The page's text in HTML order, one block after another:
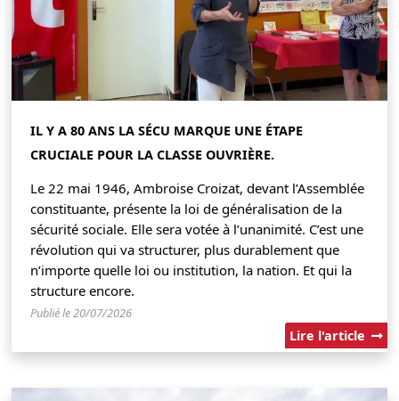
IL Y A 80 ANS LA SÉCU MARQUE UNE ÉTAPE
CRUCIALE POUR LA CLASSE OUVRIÈRE.
Le 22 mai 1946, Ambroise Croizat, devant l’Assemblée
constituante, présente la loi de généralisation de la
sécurité sociale. Elle sera votée à l’unanimité. C’est une
révolution qui va structurer, plus durablement que
n’importe quelle loi ou institution, la nation. Et qui la
structure encore.
Publié le 20/07/2026
Lire l'article